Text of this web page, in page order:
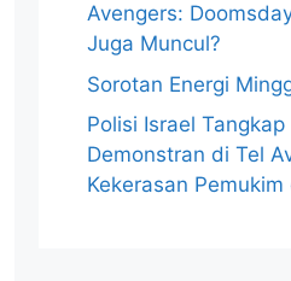
Avengers:
Juga Muncul?
Sorotan Energi
Polisi Israel
Demonstran di Tel
Kekerasan